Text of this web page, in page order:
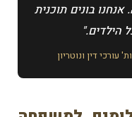
בונים תוכנית
הילדים."
דין ונוטריון